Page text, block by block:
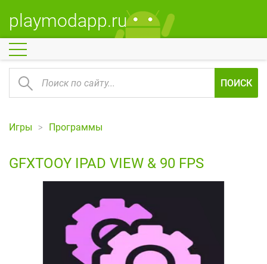
playmodapp.ru
ПОИСК
Игры Программы
GFXTOOY IPAD VIEW & 90 FPS